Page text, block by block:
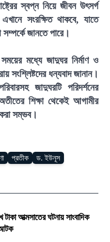
স্বপ্ন নিয়ে জীবন উৎসর্গ
সংরক্ষিত থাকবে, যাতে
জানতে পারে।
মধ্যে জাদুঘর নির্মাণ ও
সংশ্লিষ্টদের ধন্যবাদ জানান।
জাদুঘরটি পরিদর্শনের
শিক্ষা থেকেই আগামীর
করা সম্ভব।
প্রতীক ড. ইউনূস
আত্মসাতের ঘটনায় সাংবাদিক
আটক